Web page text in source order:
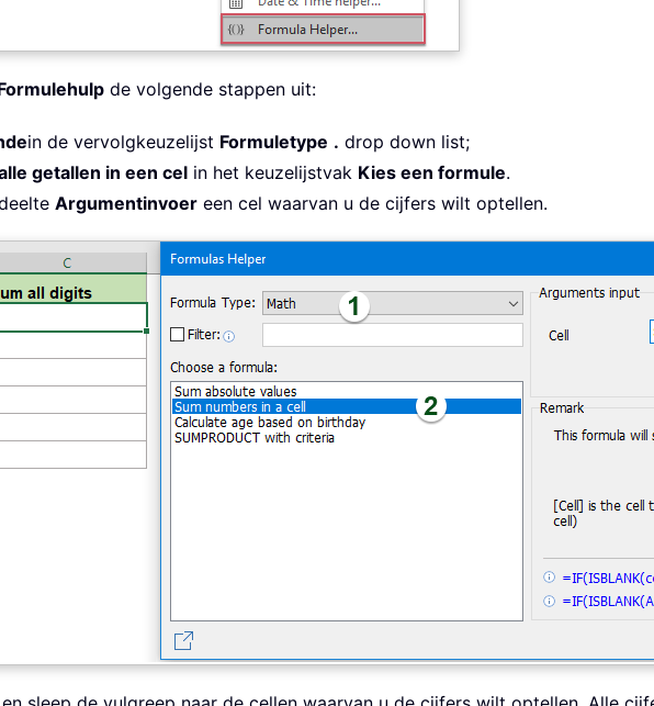
de volgende stappen uit:
in de vervolgkeuzelijst Formuletype . drop down list;
getallen in een cel in het keuzelijstvak Kies een formule.
Argumentinvoer een cel waarvan u de cijfers wilt optellen.